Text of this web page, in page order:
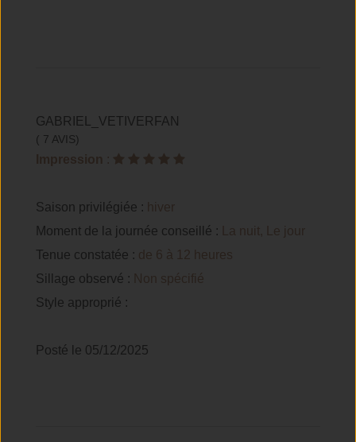
GABRIEL_VETIVERFAN
( 7 AVIS)
Impression :
Saison privilégiée : hiver
Moment de la journée conseillé :
La nuit, Le jour
Tenue constatée : de 6 à 12 heures
Sillage observé : Non spécifié
Style approprié :
Posté le 05/12/2025